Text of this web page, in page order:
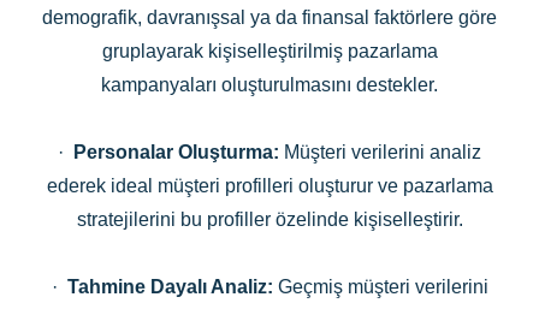
demografik, davranışsal ya da finansal faktörlere göre
gruplayarak kişiselleştirilmiş pazarlama
kampanyaları oluşturulmasını destekler.
· Personalar Oluşturma: Müşteri verilerini analiz
ederek ideal müşteri profilleri oluşturur ve pazarlama
stratejilerini bu profiller özelinde kişiselleştirir.
· Tahmine Dayalı Analiz: Geçmiş müşteri verilerini